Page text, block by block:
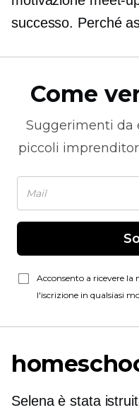
successo. Perché
Come
Suggerimenti da
piccoli
Acconsento a ricevere la
l'iscrizione in qualsiasi
Selena è stata